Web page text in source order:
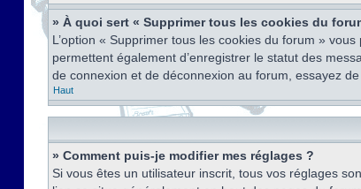
» À quoi sert « Supprimer tous les cookies du
L’option « Supprimer tous les cookies du forum »
permettent également d’enregistrer le statut des
de connexion et de déconnexion au forum, essayez
Haut
» Comment puis-je modifier mes réglages ?
Si vous êtes un utilisateur inscrit, tous vos réglages